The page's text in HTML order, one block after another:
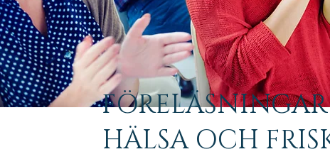
HÄLSA OCH